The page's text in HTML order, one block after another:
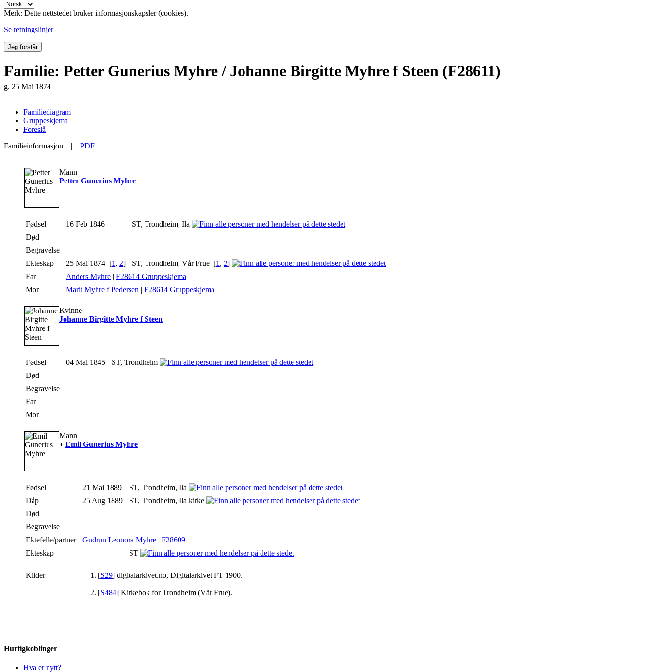
Merk: Dette nettstedet bruker informasjonskapsler (cookies).
Se retningslinjer
Jeg forstår
Familie: Petter Gunerius Myhre / Johanne Birgitte Myhre f Steen (F28611)
g. 25 Mai 1874
Familiediagram
Gruppeskjema
Foreslå
Familieinformasjon | PDF
Mann
Petter Gunerius Myhre
Fødsel 16 Feb 1846
ST, Trondheim, Ila
Død
Begravelse
Ekteskap
25 Mai 1874 [1, 2] ST, Trondheim, Vår Frue [1, 2]
Far
Anders Myhre | F28614 Gruppeskjema
Mor
Marit Myhre f Pedersen | F28614 Gruppeskjema
Kvinne
Johanne Birgitte Myhre f Steen
Fødsel 04 Mai 1845
ST, Trondheim
Død
Begravelse
Far
Mor
Mann
+ Emil Gunerius Myhre
Fødsel 21 Mai 1889
ST, Trondheim, Ila
Dåp
25 Aug 1889
ST, Trondheim, Ila kirke
Død
Begravelse
Ektefelle/partner
Gudrun Leonora Myhre | F28609
Ekteskap
ST
Kilder [S29] digitalarkivet.no, Digitalarkivet FT 1900.
[S484] Kirkebok for Trondheim (Vår Frue).
Hurtigkoblinger
Hva er nytt?